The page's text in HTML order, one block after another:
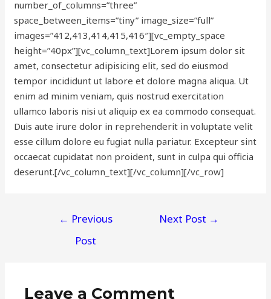
number_of_columns=”three”
space_between_items=”tiny” image_size=”full”
images=”412,413,414,415,416″][vc_empty_space
height=”40px”][vc_column_text]Lorem ipsum dolor sit
amet, consectetur adipisicing elit, sed do eiusmod
tempor incididunt ut labore et dolore magna aliqua. Ut
enim ad minim veniam, quis nostrud exercitation
ullamco laboris nisi ut aliquip ex ea commodo consequat.
Duis aute irure dolor in reprehenderit in voluptate velit
esse cillum dolore eu fugiat nulla pariatur. Excepteur sint
occaecat cupidatat non proident, sunt in culpa qui officia
deserunt.[/vc_column_text][/vc_column][/vc_row]
← Previous
Post
Next Post →
Leave a Comment